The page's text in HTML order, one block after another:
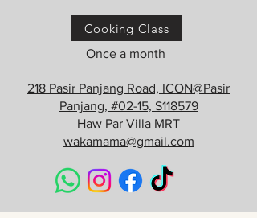
Cooking Class
Once a month
218 Pasir Panjang Road, ICON@Pasir
Panjang, #02-15, S118579
Haw Par Villa MRT
wakamama@gmail.com